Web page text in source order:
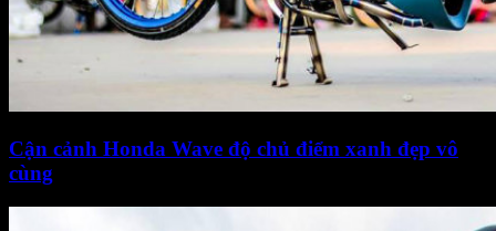
Cận cảnh Honda Wave độ chủ điểm xanh đẹp vô
cùng